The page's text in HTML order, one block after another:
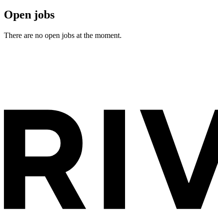
Open jobs
There are no open jobs at the moment.